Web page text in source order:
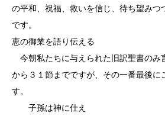
の平和、祝福、救いを信じ、待ち望みつ
です。
恵の御業を語り伝える
今朝私たちに与えられた旧訳聖書のみ
から３１節までですが、その一番最後に
す。
子孫は神に仕え